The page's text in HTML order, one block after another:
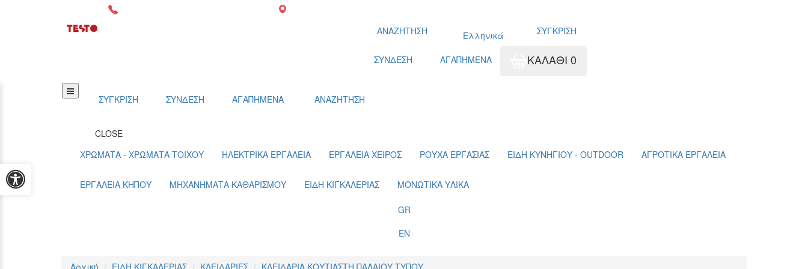
ΑΝΑΖΗΤΗΣΗ Ελληνικά ΣΥΓΚΡΙΣΗ
ΣΥΝΔΕΣΗ ΑΓΑΠΗΜΕΝΑ ΚΑΛΑΘΙ 0
ΣΥΓΚΡΙΣΗ ΣΥΝΔΕΣΗ ΑΓΑΠΗΜΕΝΑ ΑΝΑΖΗΤΗΣΗ
CLOSE
ΧΡΩΜΑΤΑ - ΧΡΩΜΑΤΑ ΤΟΙΧΟΥ
ΗΛΕΚΤΡΙΚΑ ΕΡΓΑΛΕΙΑ ΕΡΓΑΛΕΙΑ ΧΕΙΡΟΣ ΡΟΥΧΑ ΕΡΓΑΣΙΑΣ ΕΙΔΗ ΚΥΝΗΓΙΟΥ - OUTDOOR ΑΓΡΟΤΙΚΑ ΕΡΓΑΛΕΙΑ
ΕΡΓΑΛΕΙΑ ΚΗΠΟΥ ΜΗΧΑΝΗΜΑΤΑ ΚΑΘΑΡΙΣΜΟΥ ΕΙΔΗ ΚΙΓΚΑΛΕΡΙΑΣ ΜΟΝΩΤΙΚΑ ΥΛΙΚΑ
GR
EN
Αρχική ΕΙΔΗ ΚΙΓΚΑΛΕΡΙΑΣ ΚΛΕΙΔΑΡΙΕΣ ΚΛΕΙΔΑΡΙΑ ΚΟΥΤΙΑΣΤΗ ΠΑΛΑΙΟΥ ΤΥΠΟΥ
Προσβασιμότητα